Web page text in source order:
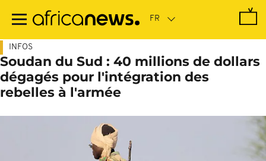
contenu
INFOS
Soudan du Sud : 40 millions de dollars
dégagés pour l'intégration des
rebelles à l'armée